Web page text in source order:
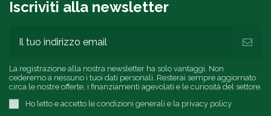
Iscriviti alla newsletter
La registrazione alla nostra newsletter ha solo vantaggi. Non
cederemo a nessuno i tuoi dati personali. Resterai sempre aggiornato
circa le nostre offerte, i finanziamenti agevolati e le curiosità del settore.
Ho letto e accetto le condizioni generali e la privacy policy